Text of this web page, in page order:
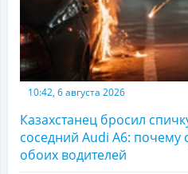
10:42, 6 августа 2026
Казахстанец бросил
соседний Audi A6:
обоих водителей